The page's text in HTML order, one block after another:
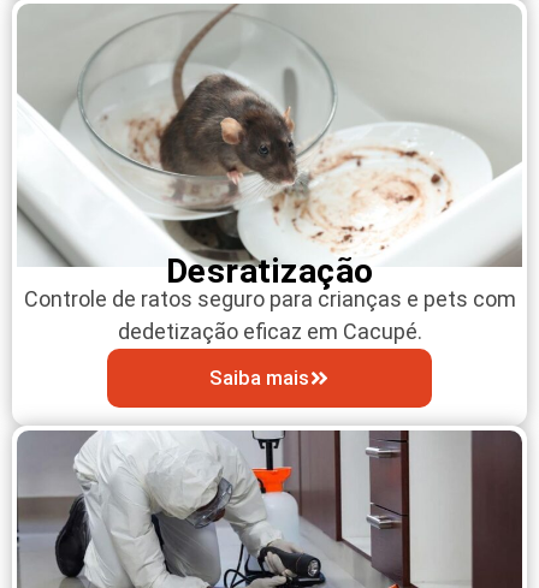
Desratização
Controle de ratos seguro para crianças e pets com
dedetização eficaz em Cacupé.
Saiba mais